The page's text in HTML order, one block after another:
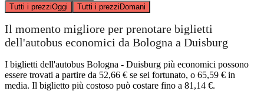
Tutti i prezziOggi Tutti i prezziDomani
Il momento migliore per prenotare biglietti
dell'autobus economici da Bologna a Duisburg
I biglietti dell'autobus Bologna - Duisburg più economici possono
essere trovati a partire da 52,66 € se sei fortunato, o 65,59 € in
media. Il biglietto più costoso può costare fino a 81,14 €.